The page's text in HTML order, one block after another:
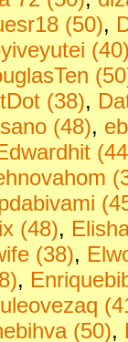
(50),
(38),
(48),
(48),
(38),
,
(50),